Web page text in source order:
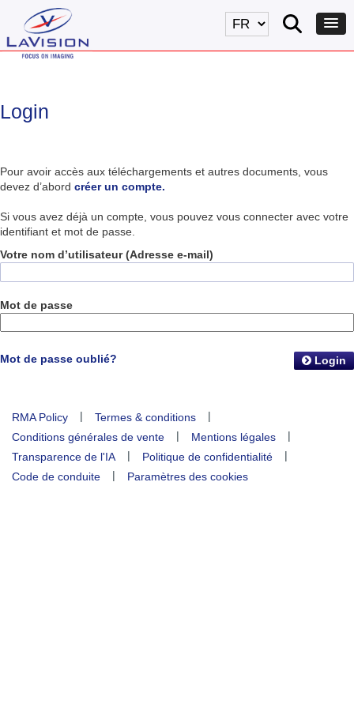
Login
Pour avoir accès aux téléchargements et autres documents, vous
devez d’abord créer un compte.
Si vous avez déjà un compte, vous pouvez vous connecter avec votre
identifiant et mot de passe.
Votre nom d’utilisateur (Adresse e-mail)
Mot de passe
Mot de passe oublié? Login
RMA Policy | Termes & conditions
|
Conditions générales de vente
| Mentions légales
|
Transparence de l'IA
| Politique de confidentialité
|
Code de conduite
| Paramètres des cookies